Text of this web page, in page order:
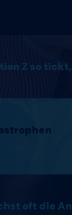
Z so
oft die